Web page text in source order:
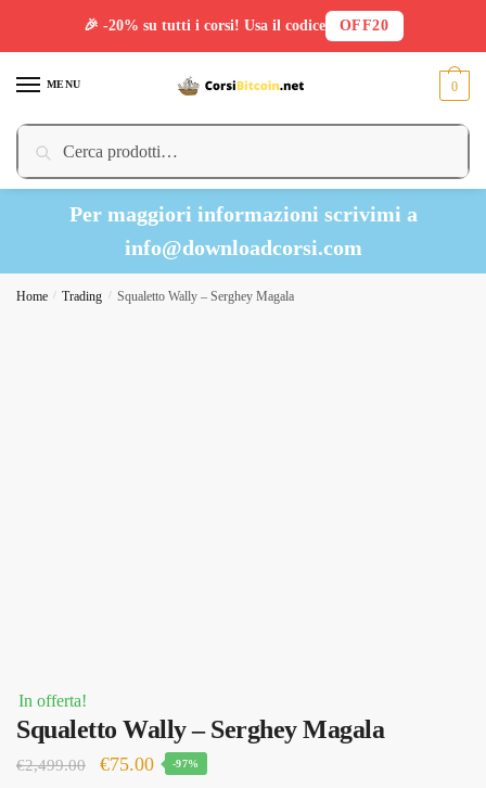
MENU
Cerca:
Cerca
0
Per maggiori informazioni scrivimi a
info@downloadcorsi.com
Home / Trading / Squaletto Wally – Serghey Magala
In offerta!
Squaletto Wally – Serghey Magala
€2,499.00
Il
€75.00Il
-97%
🎉 -20% su tutti i corsi! Usa il codice OFF20